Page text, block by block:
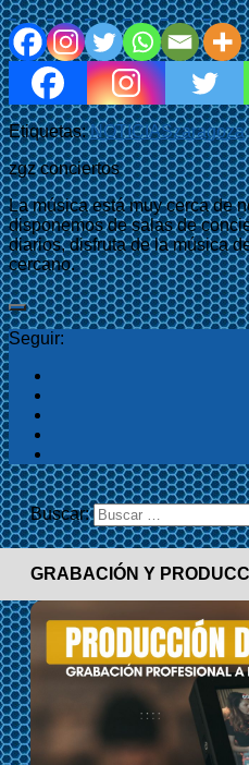
Etiquetas:NOTICIASzaragoza
zgz conciertos
La música está muy cerca de
disponemos de salas de
diarios, disfruta de la música
cercano.
Seguir:
Buscar:
GRABACIÓN Y